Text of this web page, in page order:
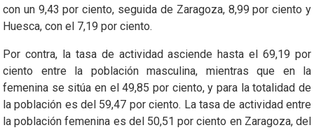
con un 9,43 por ciento, seguida de Zaragoza, 8,99 por ciento y
Huesca, con el 7,19 por ciento.
Por contra, la tasa de actividad asciende hasta el 69,19 por
ciento entre la población masculina, mientras que en la
femenina se sitúa en el 49,85 por ciento, y para la totalidad de
la población es del 59,47 por ciento. La tasa de actividad entre
la población femenina es del 50,51 por ciento en Zaragoza, del